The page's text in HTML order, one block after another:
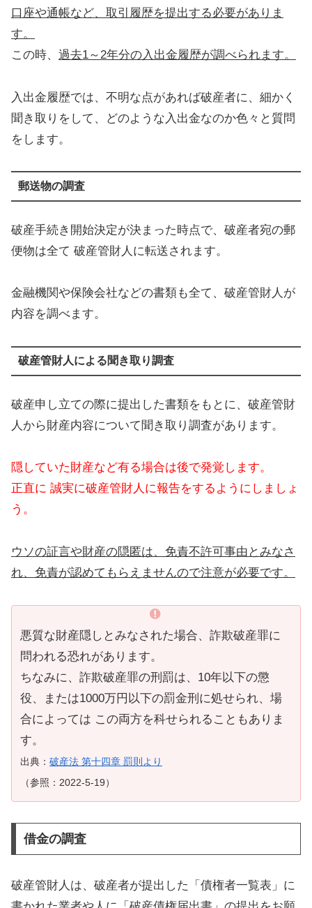
口座や通帳など、取引履歴を提出する必要がありま
す。
この時、 過去1～2年分の入出金履歴が調べられます。
入出金履歴では、不明な点があれば破産者に、細かく
聞き取りをして、どのような入出金なのか色々と質問
をします。
郵送物の調査
破産手続き開始決定が決まった時点で、破産者宛の郵
便物は全て 破産管財人に転送されます。
金融機関や保険会社などの書類も全て、破産管財人が
内容を調べます。
破産管財人による聞き取り調査
破産申し立ての際に提出した書類をもとに、破産管財
人から財産内容について聞き取り調査があります。
隠していた財産など有る場合は後で発覚します。
正直に 誠実に破産管財人に報告をするようにしましょ
う。
ウソの証言や財産の隠匿は、免責不許可事由とみなさ
れ、免責が認めてもらえませんので注意が必要です。
悪質な財産隠しとみなされた場合、詐欺破産罪に
問われる恐れがあります。
ちなみに、詐欺破産罪の刑罰は、10年以下の懲
役、または1000万円以下の罰金刑に処せられ、場
合によっては この両方を科せられることもありま
す。
出典： 破産法 第十四章 罰則より
（参照：2022-5-19）
借金の調査
破産管財人は、破産者が提出した「債権者一覧表」に